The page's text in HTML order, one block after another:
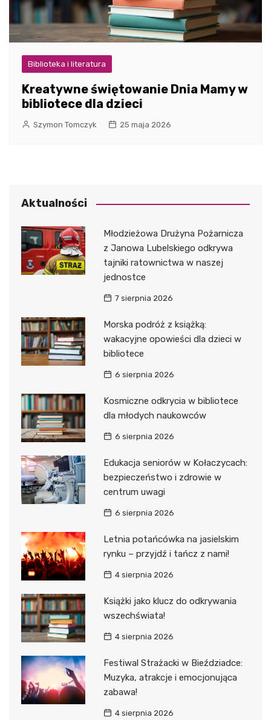
Biblioteka i literatura
Kreatywne świętowanie Dnia Mamy w
bibliotece dla dzieci
Szymon Tomczyk 25 maja 2026
Aktualności
Młodzieżowa Drużyna Pożarnicza
z Janowa Lubelskiego odkrywa
tajniki ratownictwa w naszej
jednostce
7 sierpnia 2026
Morska podróż z książką:
wakacyjne opowieści dla dzieci w
bibliotece
6 sierpnia 2026
Kosmiczne odkrycia w bibliotece
dla młodych naukowców
6 sierpnia 2026
Edukacja seniorów w Kołaczycach:
bezpieczeństwo i zdrowie w
centrum uwagi
6 sierpnia 2026
Letnia potańcówka na jasielskim
rynku – przyjdź i tańcz z nami!
4 sierpnia 2026
Książki jako klucz do odkrywania
wszechświata!
4 sierpnia 2026
Festiwal Strażacki w Bieździadce:
Muzyka, atrakcje i emocjonująca
zabawa!
4 sierpnia 2026